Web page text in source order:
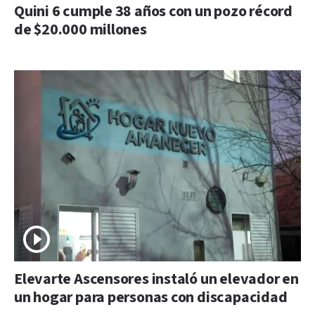
Quini 6 cumple 38 años con un pozo récord
de $20.000 millones
Elevarte Ascensores instaló un elevador en
un hogar para personas con discapacidad